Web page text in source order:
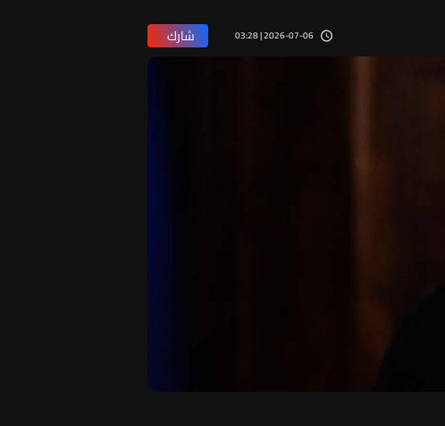
2026-07-06 | 03:28 شارك